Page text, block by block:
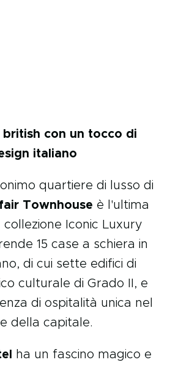
british con un tocco di
italiano
quartiere di lusso di
Townhouse è l'ultima
Iconic Luxury
15 case a schiera in
di cui sette edifici di
culturale di Grado II, e
di ospitalità unica nel
della capitale.
ha un fascino magico e